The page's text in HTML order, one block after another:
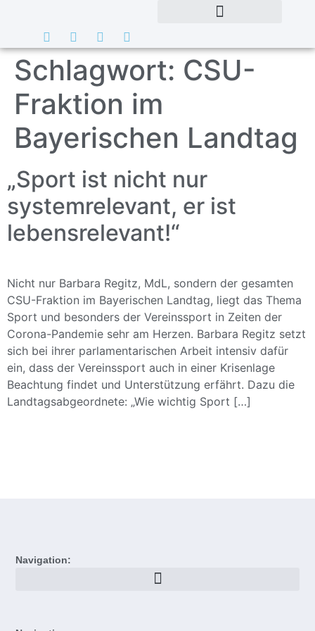
Schlagwort: CSU-
Fraktion im
Bayerischen Landtag
„Sport ist nicht nur
systemrelevant, er ist
lebensrelevant!“
Nicht nur Barbara Regitz, MdL, sondern der gesamten
CSU-Fraktion im Bayerischen Landtag, liegt das Thema
Sport und besonders der Vereinssport in Zeiten der
Corona-Pandemie sehr am Herzen. Barbara Regitz setzt
sich bei ihrer parlamentarischen Arbeit intensiv dafür
ein, dass der Vereinssport auch in einer Krisenlage
Beachtung findet und Unterstützung erfährt. Dazu die
Landtagsabgeordnete: „Wie wichtig Sport […]
Navigation: